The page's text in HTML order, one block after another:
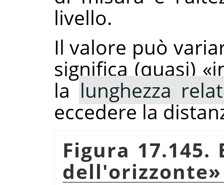
livello.
Il valore può
significa (quasi)«
la lunghezza
eccedere la
Figura
dell'orizzonte»